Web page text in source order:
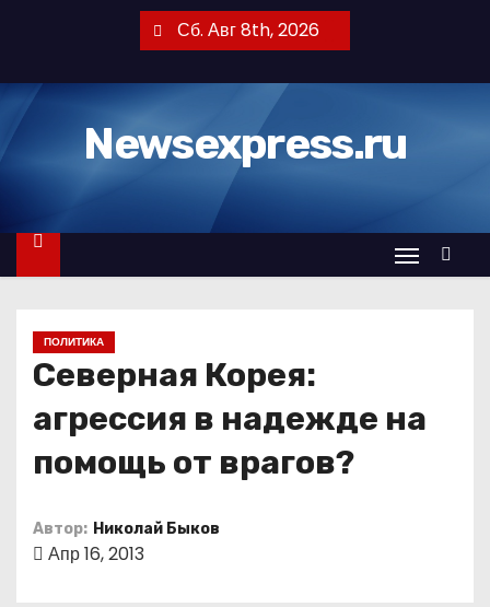
т
к
Сб. Авг 8th, 2026
Newsexpress.ru
ПОЛИТИКА
Северная Корея:
агрессия в надежде на
помощь от врагов?
Автор: Николай Быков
Апр 16, 2013